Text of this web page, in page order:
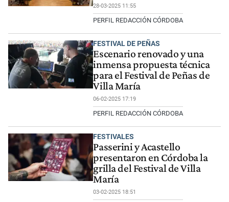
28-03-2025 11:55
PERFIL REDACCIÓN CÓRDOBA
FESTIVAL DE PEÑAS
Escenario renovado y una
inmensa propuesta técnica
para el Festival de Peñas de
Villa María
06-02-2025 17:19
PERFIL REDACCIÓN CÓRDOBA
FESTIVALES
Passerini y Acastello
presentaron en Córdoba la
grilla del Festival de Villa
María
03-02-2025 18:51